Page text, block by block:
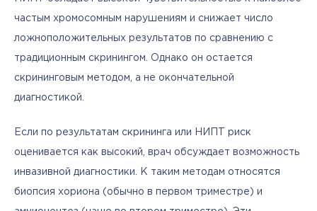
частым хромосомным нарушениям и снижает число
ложноположительных результатов по сравнению с
традиционным скринингом. Однако он остается
скрининговым методом, а не окончательной
диагностикой.
Если по результатам скрининга или НИПТ риск
оценивается как высокий, врач обсуждает возможность
инвазивной диагностики. К таким методам относятся
биопсия хориона (обычно в первом триместре) и